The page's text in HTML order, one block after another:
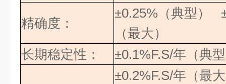
精确度：
±0.25% （典型）
（最大）
长期稳定性：
±0.1%F.S/年（典
±0.2%F.S/年（最